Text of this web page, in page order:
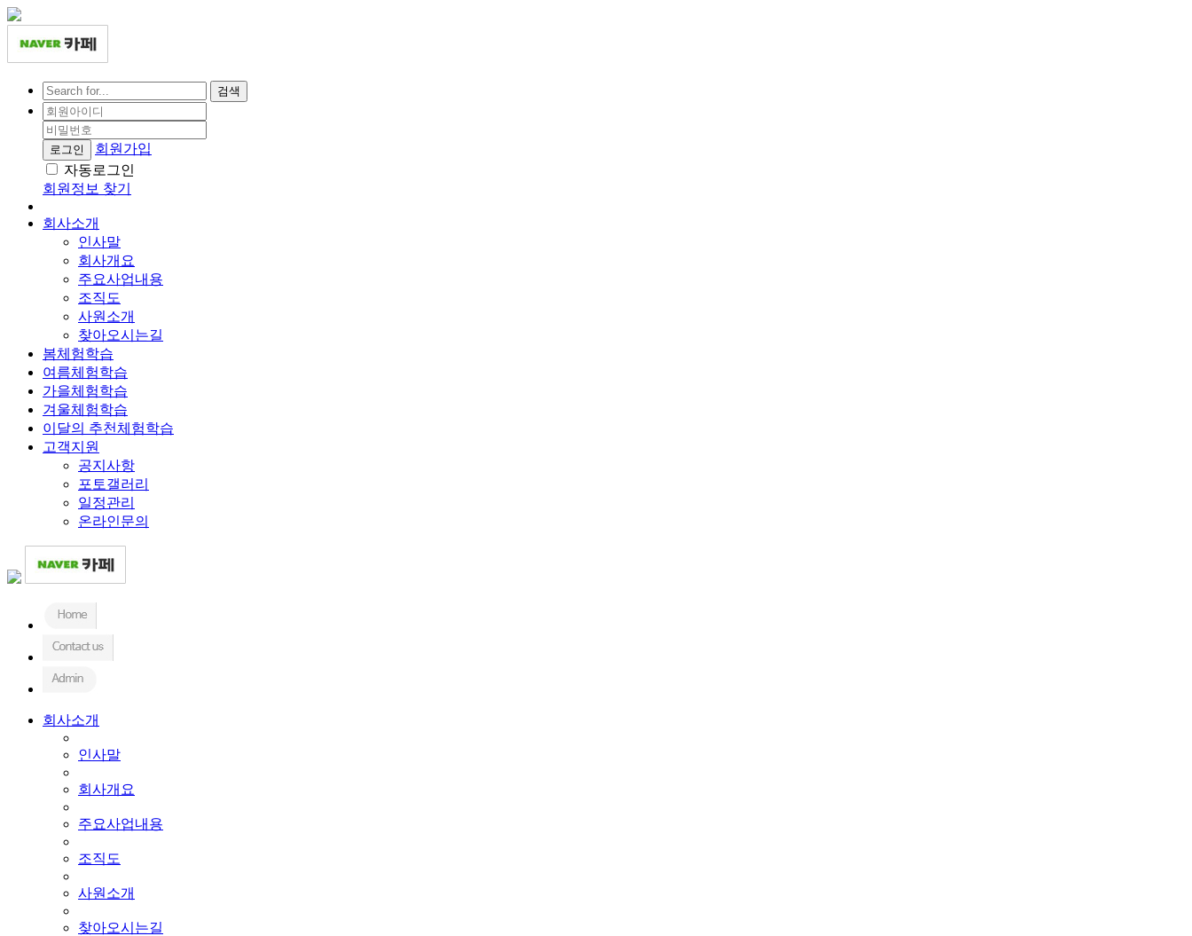
검색
로그인
회원가입
자동로그인
회원정보 찾기
회사소개
인사말
회사개요
주요사업내용
조직도
사원소개
찾아오시는길
봄체험학습
여름체험학습
가을체험학습
겨울체험학습
이달의 추천체험학습
고객지원
공지사항
포토갤러리
일정관리
온라인문의
회사소개
인사말
회사개요
주요사업내용
조직도
사원소개
찾아오시는길